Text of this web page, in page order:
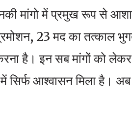
मांगो में प्रमुख रूप से
प्रमोशन, 23 मद का तत्काल
है। इन सब मांगों को
सिर्फ आश्वासन मिला है।